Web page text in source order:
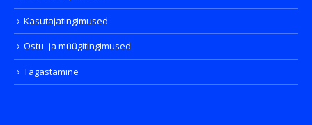
Kasutajatingimused
Ostu- ja müügitingimused
Tagastamine